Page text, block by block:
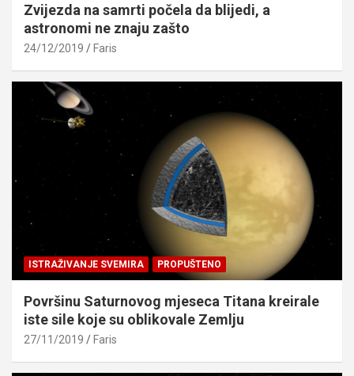
Zvijezda na samrti počela da blijedi, a
astronomi ne znaju zašto
24/12/2019 Faris
ISTRAŽIVANJE SVEMIRA PROPUŠTENO
Površinu Saturnovog mjeseca Titana kreirale
iste sile koje su oblikovale Zemlju
27/11/2019 Faris